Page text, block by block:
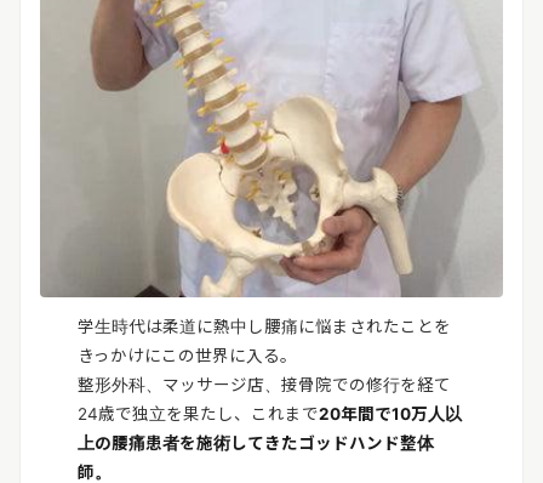
学生時代は柔道に熱中し腰痛に悩まされたことを
きっかけにこの世界に入る。
整形外科、マッサージ店、接骨院での修行を経て
24歳で独立を果たし、これまで20年間で10万人以
上の腰痛患者を施術してきたゴッドハンド整体
師。